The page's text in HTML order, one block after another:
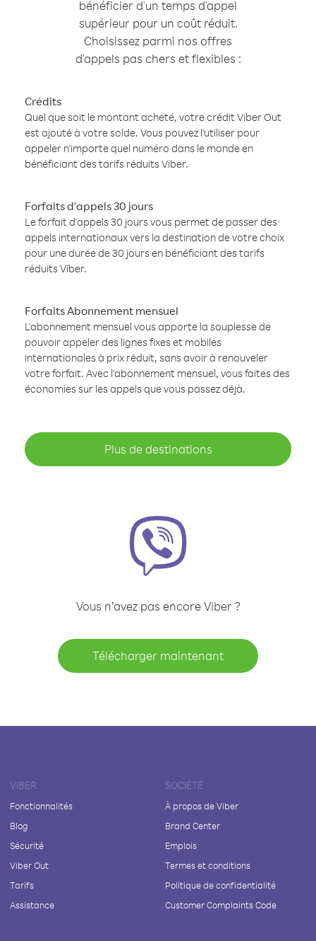
bénéficier d'un temps d'appel
supérieur pour un coût réduit.
Choisissez parmi nos offres
d'appels pas chers et flexibles :
Crédits
Quel que soit le montant acheté, votre crédit Viber Out
est ajouté à votre solde. Vous pouvez l'utiliser pour
appeler n'importe quel numéro dans le monde en
bénéficiant des tarifs réduits Viber.
Forfaits d'appels 30 jours
Le forfait d'appels 30 jours vous permet de passer des
appels internationaux vers la destination de votre choix
pour une durée de 30 jours en bénéficiant des tarifs
réduits Viber.
Forfaits Abonnement mensuel
L'abonnement mensuel vous apporte la souplesse de
pouvoir appeler des lignes fixes et mobiles
internationales à prix réduit, sans avoir à renouveler
votre forfait. Avec l'abonnement mensuel, vous faites des
économies sur les appels que vous passez déjà.
Plus de destinations
Vous n’avez pas encore Viber ?
Télécharger maintenant
VIBER
Fonctionnalités
Blog
Sécurité
Viber Out
Tarifs
Assistance
SOCIÉTÉ
À propos de Viber
Brand Center
Emplois
Termes et conditions
Politique de confidentialité
Customer Complaints Code